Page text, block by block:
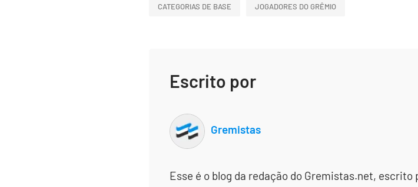
CATEGORIAS DE BASE JOGADORES DO GRÊMIO
Escrito por
Gremistas
Esse é o blog da redação do Gremistas.net,